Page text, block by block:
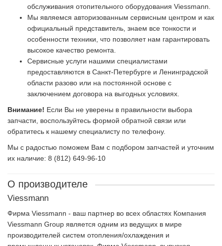
обслуживания отопительного оборудования Viessmann.
Мы являемся авторизованным сервисным центром и как
официальный представитель, знаем все тонкости и
особенности техники, что позволяет нам гарантировать
высокое качество ремонта.
Сервисные услуги нашими специалистами
предоставляются в Санкт-Петербурге и Ленинградской
области разово или на постоянной основе с
заключением договора на выгодных условиях.
Внимание! Если Вы не уверены в правильности выбора
запчасти, воспользуйтесь формой обратной связи или
обратитесь к нашему специалисту по телефону.
Мы с радостью поможем Вам с подбором запчастей и уточним
их наличие: 8 (812) 649-96-10
О производителе
Viessmann
Фирма Viessmann - ваш партнер во всех областях Компания
Viessmann Group является одним из ведущих в мире
производителей систем отопления/охлаждения и